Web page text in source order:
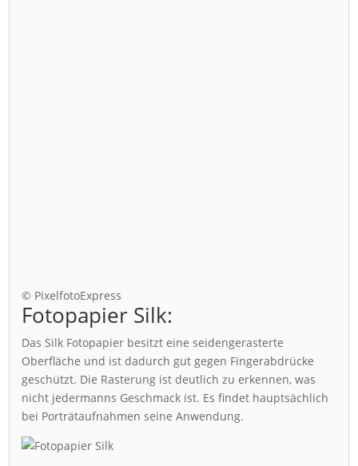
© PixelfotoExpress
Fotopapier Silk:
Das Silk Fotopapier besitzt eine seidengerasterte
Oberfläche und ist dadurch gut gegen Fingerabdrücke
geschützt. Die Rasterung ist deutlich zu erkennen, was
nicht jedermanns Geschmack ist. Es findet hauptsächlich
bei Porträtaufnahmen seine Anwendung.